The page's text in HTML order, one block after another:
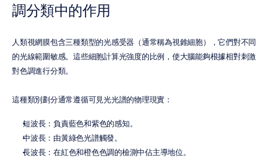
調分類中的作用
人類視網膜包含三種類型的光感受器（通常稱為視錐細胞），它們對不同
的光線範圍敏感。這些細胞計算光強度的比例，使大腦能夠根據相對刺激
對色調進行分類。
這種類別劃分通常遵循可見光光譜的物理現實：
短波長：負責藍色和紫色的感知。
中波長：由黃綠色光譜觸發。
長波長：在紅色和橙色色調的檢測中佔主導地位。